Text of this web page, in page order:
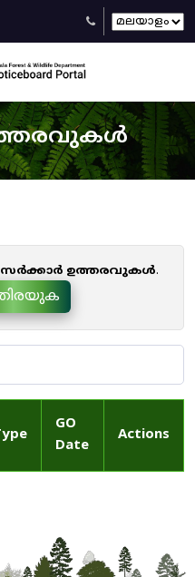
സർക്കാർ ഉത്തരവുകൾ.
GO
Date
Actions